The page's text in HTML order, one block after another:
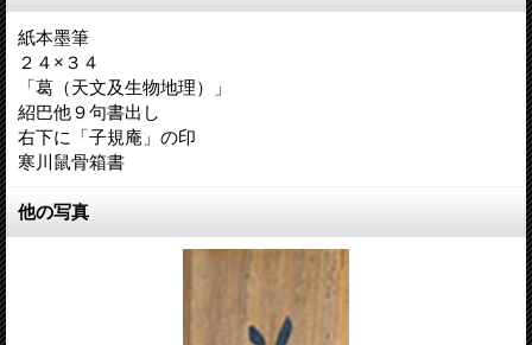
紙本墨筆
２４×３４
「葛（天文及生物地理）」
紹巴他９句書出し
右下に「子規庵」の印
寒川鼠骨箱書
他の写真